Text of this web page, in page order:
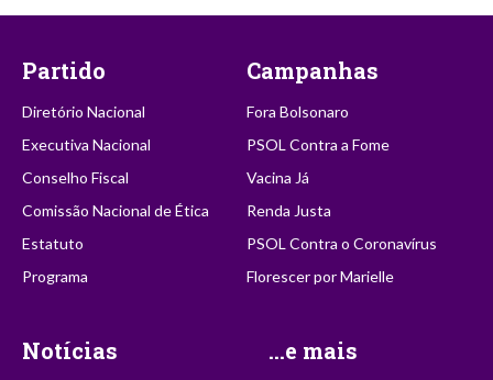
Partido
Diretório Nacional
Executiva Nacional
Conselho Fiscal
Comissão Nacional de Ética
Estatuto
Programa
Campanhas
Fora Bolsonaro
PSOL Contra a Fome
Vacina Já
Renda Justa
PSOL Contra o Coronavírus
Florescer por Marielle
Notícias ...e mais